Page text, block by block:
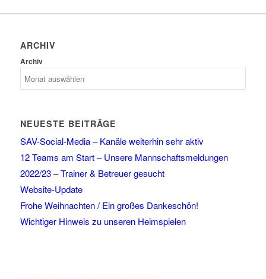
ARCHIV
Archiv
NEUESTE BEITRÄGE
SAV-Social-Media – Kanäle weiterhin sehr aktiv
12 Teams am Start – Unsere Mannschaftsmeldungen
2022/23 – Trainer & Betreuer gesucht
Website-Update
Frohe Weihnachten / Ein großes Dankeschön!
Wichtiger Hinweis zu unseren Heimspielen